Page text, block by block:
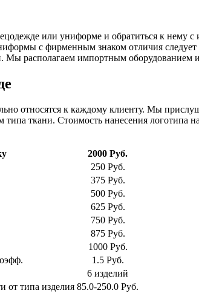
или униформе и обратиться к
с фирменным знаком отличия
Мы располагаем импортным оборудованием
относятся к каждому клиенту. Мы
ткани. Стоимость нанесения логотипа
2000 Руб.
250 Руб.
375 Руб.
500 Руб.
625 Руб.
750 Руб.
875 Руб.
1000 Руб.
1.5 Руб.
6 изделий
от типа изделия 85.0-250.0 Руб.